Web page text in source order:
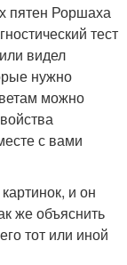
пятен Роршаха
тест
видел
нужно
можно
с вами
и он
же объяснить
тот или иной